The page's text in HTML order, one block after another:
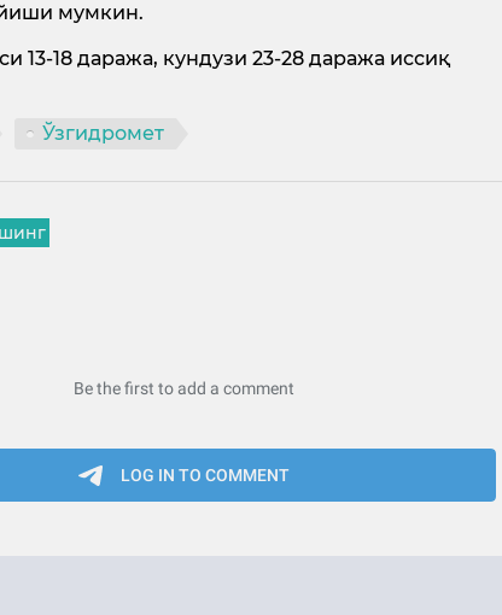
мумкин.
13-18 даража, кундузи 23-28 даража иссиқ
Ўзгидромет